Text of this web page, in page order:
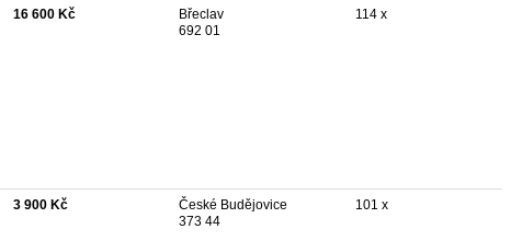
16 600 Kč
Břeclav
692 01
114 x
3 900 Kč
České Budějovice
373 44
101 x